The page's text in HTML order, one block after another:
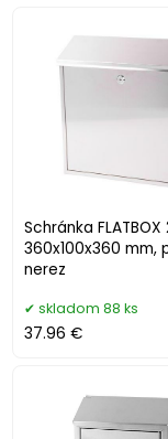
Schránka FLATBOX
360x100x360 mm,
nerez
skladom 88 ks
37.96 €